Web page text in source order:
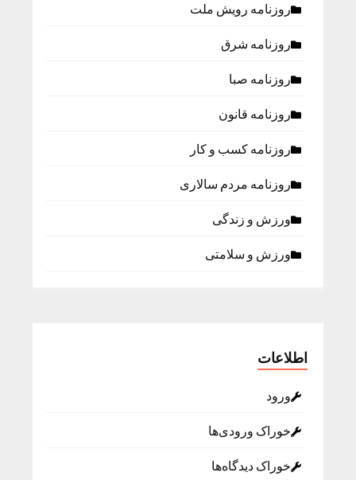
روزنامه رویش ملت
روزنامه شرق
روزنامه صبا
روزنامه قانون
روزنامه كسب و كار
روزنامه مردم سالاری
ورزش و زندگی
ورزش و سلامتی
اطلاعات
ورود
خوراک ورودی‌ها
خوراک دیدگاه‌ها